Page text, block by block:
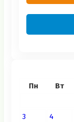
Пн
Вт
3
4